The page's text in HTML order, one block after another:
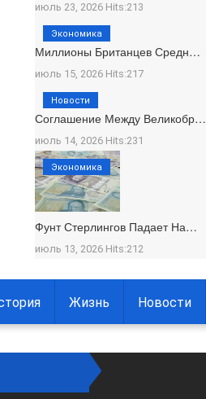
июль 23, 2026 Hits:213
Миллионы Британцев Средн…
июль 15, 2026 Hits:217
Экономика
Соглашение Между Великобр…
июль 14, 2026 Hits:231
Новости
Фунт Стерлингов Падает На…
июль 13, 2026 Hits:212
Экономика
Жизнь Новости